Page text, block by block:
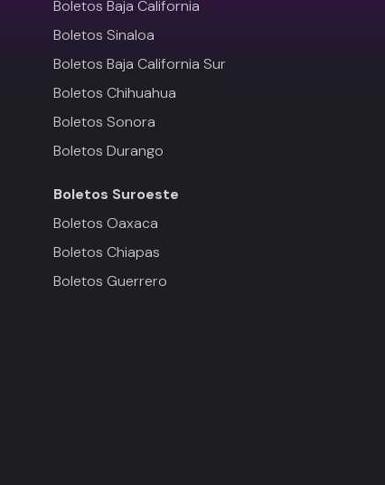
Boletos Baja California
Boletos Sinaloa
Boletos Baja California Sur
Boletos Chihuahua
Boletos Sonora
Boletos Durango
Boletos Suroeste
Boletos Oaxaca
Boletos Chiapas
Boletos Guerrero